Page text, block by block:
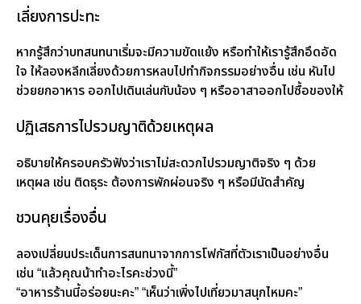
เลี่ยงการปะทะ
หากรู้สึกว่าบทสนทนาเริ่มจะมีความขัดแย้ง หรือทำให้เรารู้สึกอึดอัด
ใจ ให้ลองหลีกเลี่ยงด้วยการหลบไปทำกิจกรรมอย่างอื่น เช่น หันไป
ช่วยยกอาหาร ออกไปเดินเล่นกับน้อง ๆ หรืออาสาออกไปซื้อของให้
ปฏิเสธการไปรวมญาติด้วยเหตุผล
อธิบายให้ครอบครัวฟังว่าเราไม่สะดวกไปรวมญาติจริง ๆ ด้วย
เหตุผล เช่น ติดธุระ ต้องการพักผ่อนจริง ๆ หรือมีนัดสำคัญ
ชวนคุยเรื่องอื่น
ลองเปลี่ยนประเด็นการสนทนาจากการโฟกัสที่ตัวเราเป็นอย่างอื่น
เช่น “แล้วคุณน้าทำอะไรคะช่วงนี้”
“อาหารร้านนี้อร่อยนะคะ” “เห็นว่าเพิ่งไปเที่ยวมาสนุกไหมคะ”